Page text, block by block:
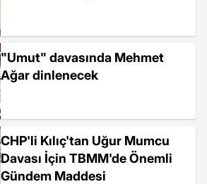
"Umut" davasında Mehmet
Ağar dinlenecek
CHP'li Kılıç'tan Uğur Mumcu
Davası İçin TBMM'de Önemli
Gündem Maddesi